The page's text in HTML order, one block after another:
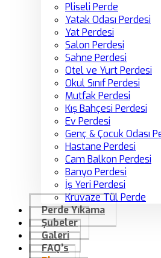
Pliseli Perde
Yatak Odası Perdesi
Yat Perdesi
Salon Perdesi
Sahne Perdesi
Otel ve Yurt Perdesi
Okul Sınıf Perdesi
Mutfak Perdesi
Kış Bahçesi Perdesi
Ev Perdesi
Genç & Çocuk Odası
Hastane Perdesi
Cam Balkon Perdesi
Banyo Perdesi
İş Yeri Perdesi
Kruvaze Tül Perde
Perde Yıkama
Şubeler
Galeri
FAQ’s